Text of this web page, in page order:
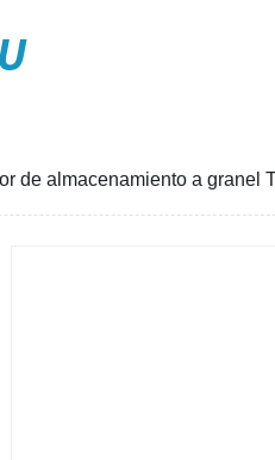
de almacenamiento a